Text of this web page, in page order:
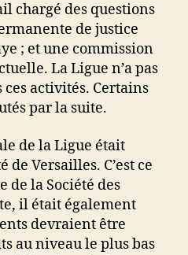
chargé des questions
de justice
; et une commission
La Ligue n’a pas
ces activités. Certains
par la suite.
de la Ligue était
Versailles. C’est ce
de la Société des
il était également
devraient être
au niveau le plus bas